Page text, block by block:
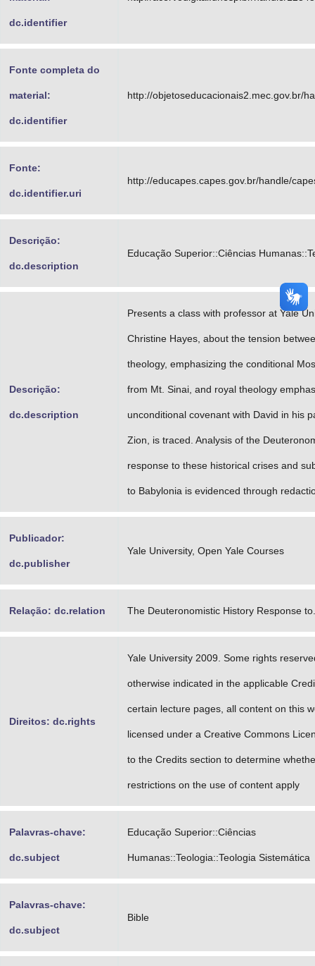
dc.identifier
Fonte completa do
material:
dc.identifier
http://objetoseducacionais2.mec.gov.br/
Fonte:
dc.identifier.uri
http://educapes.capes.gov.br/handle/
Descrição:
dc.description
Educação Superior::Ciências
Descrição:
dc.description
Presents a class with professor at Yale
Christine Hayes, about the tension
theology, emphasizing the conditional
from Mt. Sinai, and royal theology
unconditional covenant with David in his
Zion, is traced. Analysis of the
response to these historical crises and
to Babylonia is evidenced through
Publicador:
dc.publisher
Yale University, Open Yale Courses
Relação: dc.relation The Deuteronomistic History Response
Direitos: dc.rights
Yale University 2009. Some rights
otherwise indicated in the applicable
certain lecture pages, all content on this
licensed under a Creative Commons
to the Credits section to determine
restrictions on the use of content apply
Palavras-chave:
dc.subject
Educação Superior::Ciências
Humanas::Teologia::Teologia Sistemática
Palavras-chave:
dc.subject
Bible